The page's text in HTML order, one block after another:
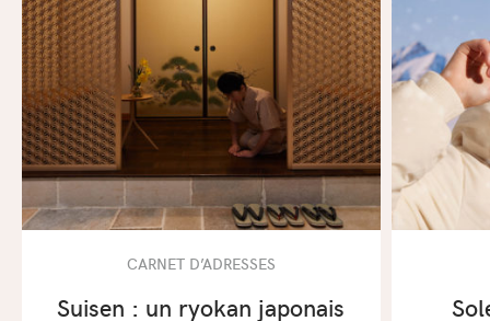
CARNET D’ADRESSES
Suisen : un ryokan japonais